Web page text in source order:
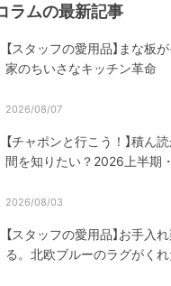
ラムの最新記事
【スタッフの愛用品】まな板
家のちいさなキッチン革命
2026/08/07
【チャポンと行こう！】積ん
間を知りたい？2026上半期
2026/08/03
【スタッフの愛用品】お手入
る。北欧ブルーのラグがく